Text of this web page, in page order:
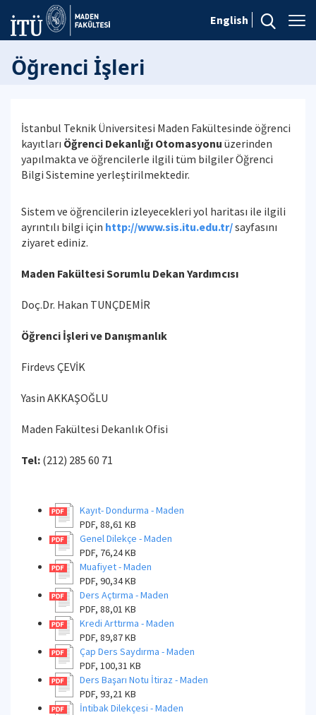
English
Öğrenci İşleri
İstanbul Teknik Üniversitesi Maden Fakültesinde öğrenci
kayıtları Öğrenci Dekanlığı Otomasyonu üzerinden
yapılmakta ve öğrencilerle ilgili tüm bilgiler Öğrenci
Bilgi Sistemine yerleştirilmektedir.
Sistem ve öğrencilerin izleyecekleri yol haritası ile ilgili
ayrıntılı bilgi için http://www.sis.itu.edu.tr/sayfasını
ziyaret ediniz.
Maden Fakültesi Sorumlu Dekan Yardımcısı
Doç.Dr. Hakan TUNÇDEMİR
Öğrenci İşleri ve Danışmanlık
Firdevs ÇEVİK
Yasin AKKAŞOĞLU
Maden Fakültesi Dekanlık Ofisi
Tel: (212) 285 60 71
Kayıt- Dondurma - Maden
PDF, 88,61 KB
Genel Dilekçe - Maden
PDF, 76,24 KB
Muafiyet - Maden
PDF, 90,34 KB
Ders Açtırma - Maden
PDF, 88,01 KB
Kredi Arttırma - Maden
PDF, 89,87 KB
Çap Ders Saydırma - Maden
PDF, 100,31 KB
Ders Başarı Notu İtiraz - Maden
PDF, 93,21 KB
İntibak Dilekçesi - Maden